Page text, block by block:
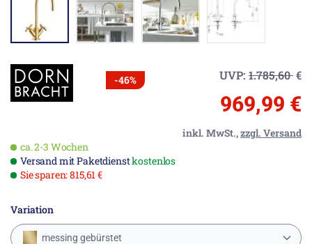
-46% UVP: 1.785,60€
969,99 €
inkl. MwSt.,zzgl. Versand
ca. 2-3 Wochen
Versand mit Paketdienstkostenlos
Sie sparen: 815,61 €
Variation
messing gebürstet